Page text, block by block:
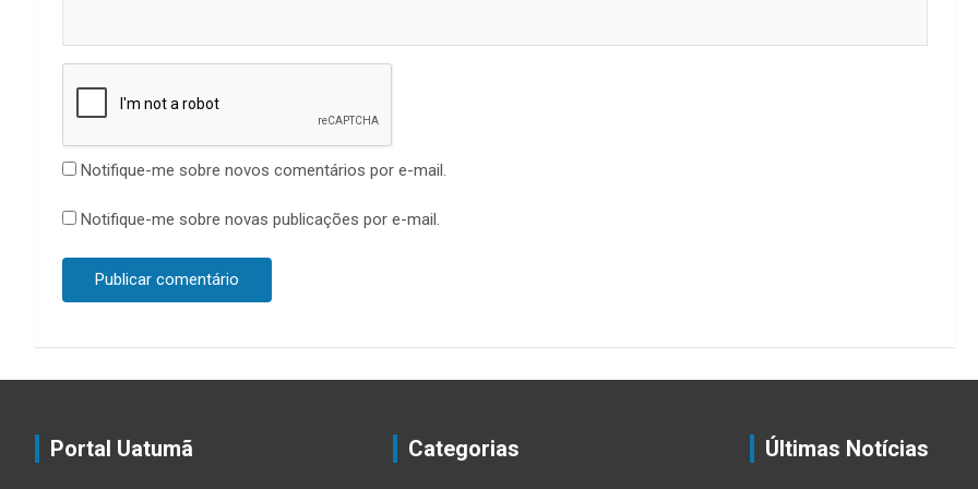
Notifique-me sobre novos comentários por e-mail.
Notifique-me sobre novas publicações por e-mail.
Portal Uatumã Categorias Últimas Notícias